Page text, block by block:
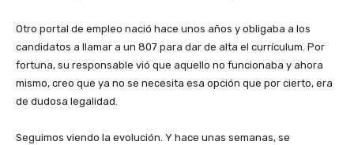
Otro portal de empleo nació hace unos años y obligaba a los
candidatos a llamar a un 807 para dar de alta el currículum. Por
fortuna, su responsable vió que aquello no funcionaba y ahora
mismo, creo que ya no se necesita esa opción que por cierto, era
de dudosa legalidad.
Seguimos viendo la evolución. Y hace unas semanas, se